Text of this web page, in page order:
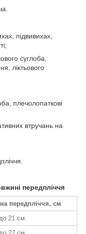
підвивихах,
суглоба,
ліктьового
плечолопаткові
втручань на
передпліччя
передпліччя, см
21 см